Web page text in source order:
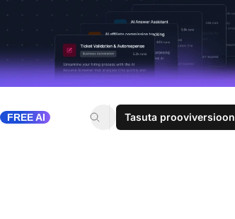
FREE AI Tasuta prooviversioon